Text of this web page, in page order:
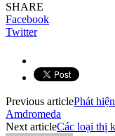
SHARE
Facebook
Twitter
Previous articlePhát
Amdromeda
Next articleCác loại thị